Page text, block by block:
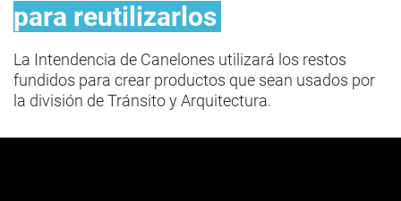
para reutilizarlos
La Intendencia de Canelones utilizará los restos
fundidos para crear productos que sean usados por
la división de Tránsito y Arquitectura.